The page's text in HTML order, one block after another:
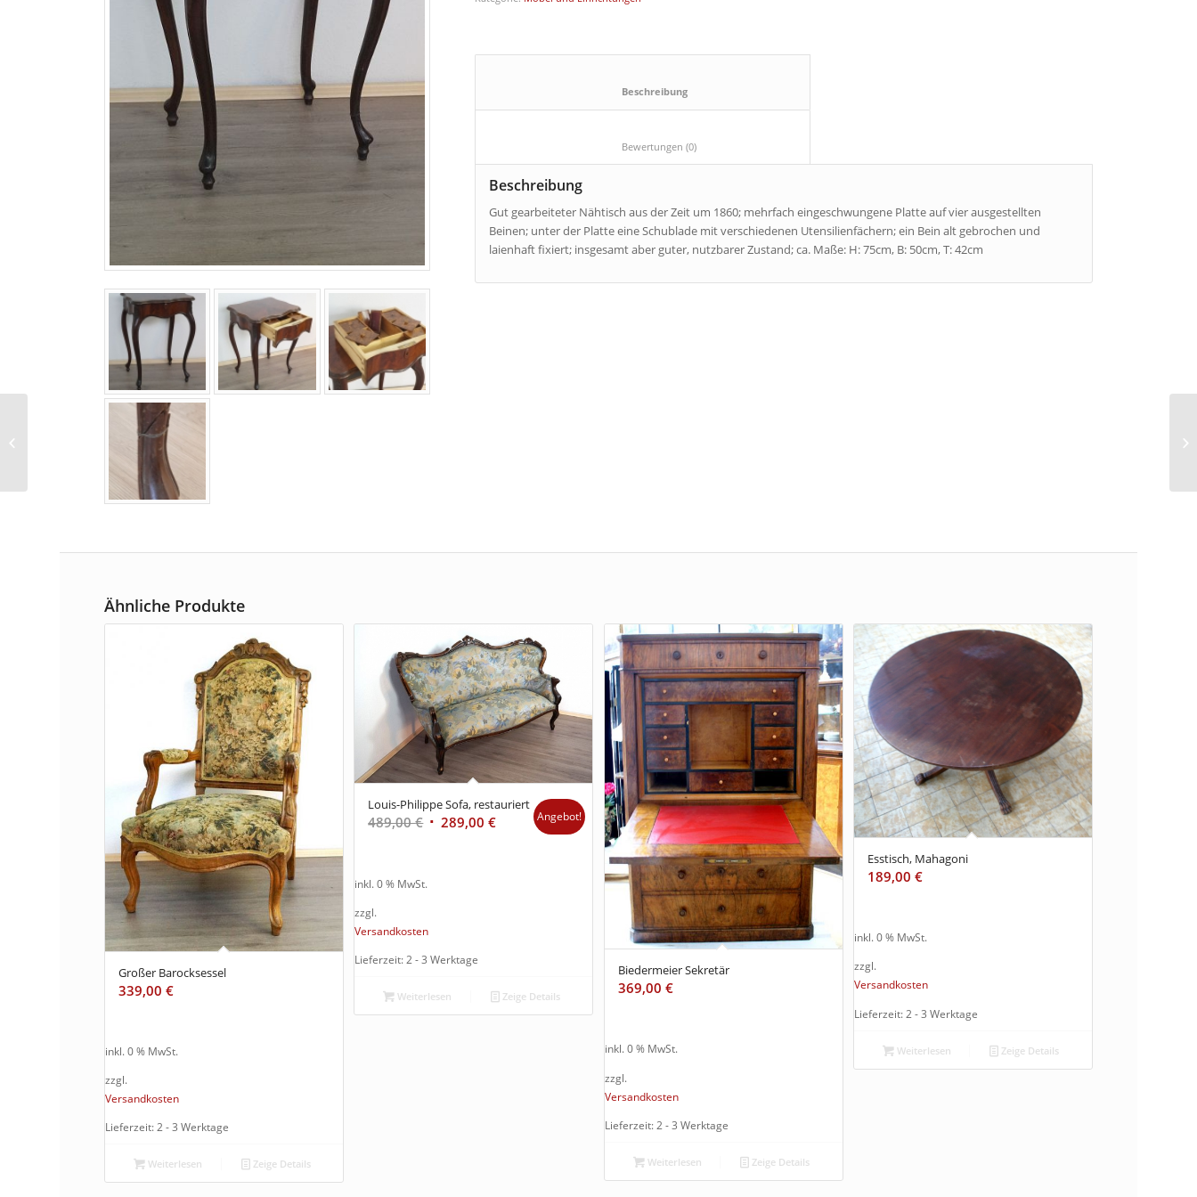
Beschreibung
Gut gearbeiteter Nähtisch aus der Zeit um 1860; mehrfach eingeschwungene Platte auf vier ausgestellten
Beinen; unter der Platte eine Schublade mit verschiedenen Utensilienfächern; ein Bein alt gebrochen und
laienhaft fixiert; insgesamt aber guter, nutzbarer Zustand; ca. Maße: H: 75cm, B: 50cm, T: 42cm
Ähnliche Produkte
Großer Barocksessel
339,00€
inkl. 0 % MwSt.
zzgl.
Versandkosten
Lieferzeit: 2 - 3 Werktage
Weiterlesen Zeige Details
Louis-Philippe Sofa, restauriert
489,00€ 289,00€ Angebot!
inkl. 0 % MwSt.
zzgl.
Versandkosten
Lieferzeit: 2 - 3 Werktage
Weiterlesen Zeige Details
Biedermeier Sekretär
369,00 €
inkl. 0 % MwSt.
zzgl.
Versandkosten
Lieferzeit: 2 - 3 Werktage
Weiterlesen Zeige Details
Esstisch, Mahagoni
189,00 €
inkl. 0 % MwSt.
zzgl.
Versandkosten
Lieferzeit: 2 - 3 Werktage
Weiterlesen Zeige Details